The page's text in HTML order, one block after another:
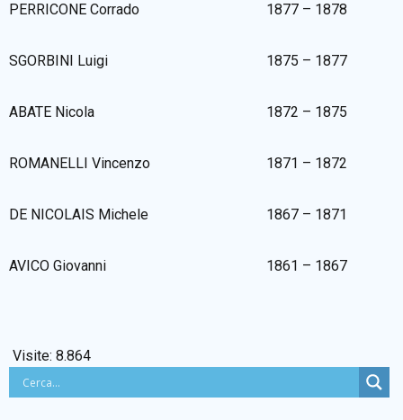
PERRICONE Corrado 1877 – 1878
SGORBINI Luigi 1875 – 1877
ABATE Nicola 1872 – 1875
ROMANELLI Vincenzo 1871 – 1872
DE NICOLAIS Michele 1867 – 1871
AVICO Giovanni 1861 – 1867
Visite: 8.864